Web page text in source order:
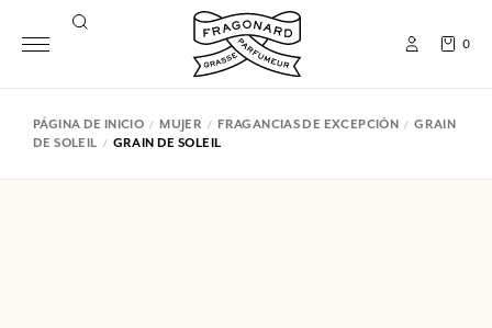
0
PÁGINA DE INICIO MUJER FRAGANCIAS DE EXCEPCIÓN
GRAIN
DE SOLEIL
GRAIN DE SOLEIL